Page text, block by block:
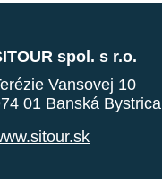
spol. s r.o.
Vansovej 10
01 Banská Bystrica